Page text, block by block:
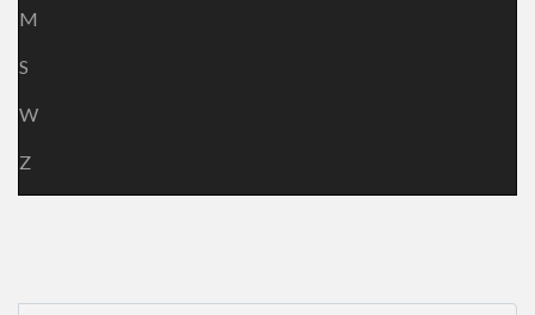
M
S
W
Z